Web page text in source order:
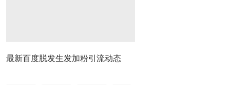
最新百度脱发生发加粉引流动态